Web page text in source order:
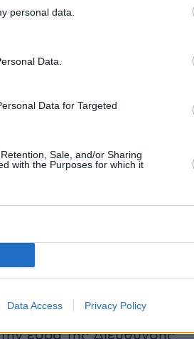
personal data.
Data.
Data for Targeted
Sale, and/or Sharing
with the Purposes for which it
Data Access Privacy Policy
με ειδικές άδειες, οι
Τροχαίας Αττικής,
αριθμ. 305235/Φ. 911
Β΄) Κοινής Υπουργικής
εσωτερικά του
ειδικές ζώνες εισόδου -
από τις αρμόδιες
θα υποβάλλονται
υγειονομικών
Δευτέρα έως
έως 14:00΄ & Σάββατο
έδρα της Διεύθυνσης